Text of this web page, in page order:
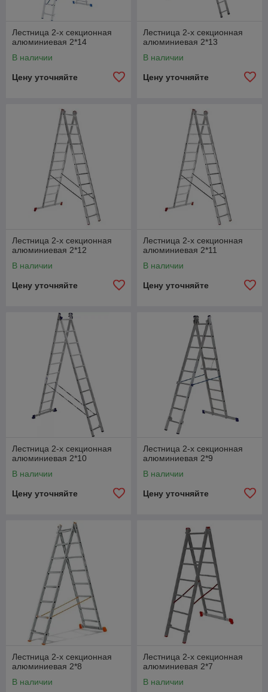
Лестница 2-х секционная
алюминиевая 2*14
В наличии
Цену уточняйте
Лестница 2-х секционная
алюминиевая 2*13
В наличии
Цену уточняйте
Лестница 2-х секционная
алюминиевая 2*12
В наличии
Цену уточняйте
Лестница 2-х секционная
алюминиевая 2*11
В наличии
Цену уточняйте
Лестница 2-х секционная
алюминиевая 2*10
В наличии
Цену уточняйте
Лестница 2-х секционная
алюминиевая 2*9
В наличии
Цену уточняйте
Лестница 2-х секционная
алюминиевая 2*8
В наличии
Лестница 2-х секционная
алюминиевая 2*7
В наличии